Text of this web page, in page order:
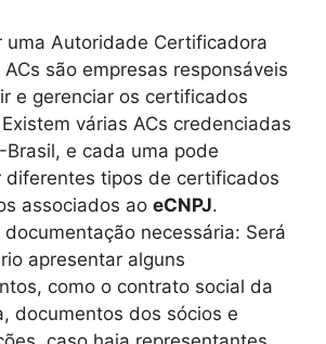
uma Autoridade Certificadora
ACs são empresas responsáveis
e gerenciar os certificados
várias ACs credenciadas
Brasil, e cada uma pode
diferentes tipos de certificados
associados ao eCNPJ.
documentação necessária: Será
apresentar alguns
como o contrato social da
documentos dos sócios e